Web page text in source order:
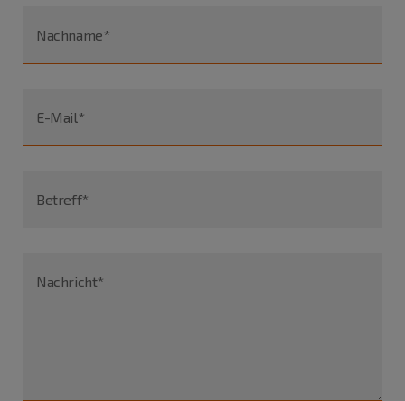
Nachname*
E-Mail*
Betreff*
Nachricht*